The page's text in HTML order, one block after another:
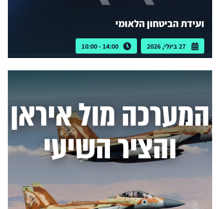
ועידת הביטחון הלאומי
27 ביולי, 2026 14:00 - 10:00